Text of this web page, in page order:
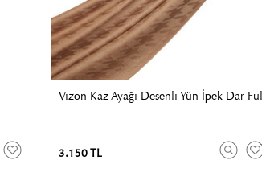
Vizon Kaz Ayağı Desenli Yün İpek Dar
3.150 TL